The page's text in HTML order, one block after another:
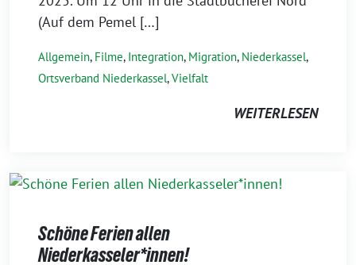
(Auf dem Pemel […]
Allgemein, Filme, Integration, Migration, Niederkassel,
Ortsverband Niederkassel,Vielfalt
WEITERLESEN
Schöne Ferien allen
Niederkasseler*innen!